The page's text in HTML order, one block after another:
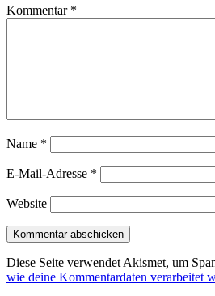
Kommentar *
Name *
E-Mail-Adresse *
Website
Diese Seite verwendet Akismet, um
wie deine Kommentardaten verarbeitet